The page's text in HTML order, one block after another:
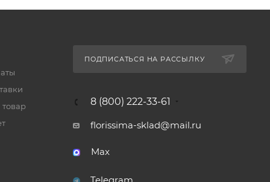
ПОДПИСАТЬСЯ НА РАССЫЛКУ
8 (800) 222-33-61
florissima-sklad@mail.ru
Max